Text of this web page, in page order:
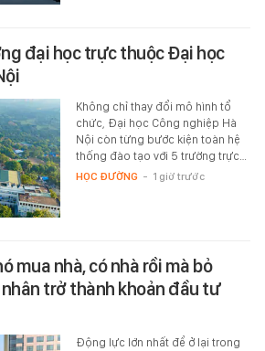
đại học trực thuộc Đại học
Không chỉ thay đổi mô hình tổ
chức, Đại học Công nghiệp Hà
Nội còn từng bước kiện toàn hệ
thống đào tạo với 5 trường trực…
HỌC ĐƯỜNG - 1 giờ trước
mua nhà, có nhà rồi mà bỏ
trở thành khoản đầu tư
Động lực lớn nhất để ở lại trong